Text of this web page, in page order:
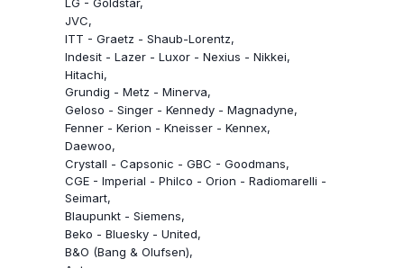
JVC
ITT - Graetz - Shaub-Lorentz
Indesit - Lazer - Luxor - Nexius - Nikkei
Hitachi
Grundig - Metz - Minerva
Geloso - Singer - Kennedy - Magnadyne
Fenner - Kerion - Kneisser - Kennex
Daewoo
Crystall - Capsonic - GBC - Goodmans
CGE - Imperial - Philco - Orion - Radiomarelli -
Seimart
Blaupunkt - Siemens
Beko - Bluesky - United
B&O (Bang & Olufsen)